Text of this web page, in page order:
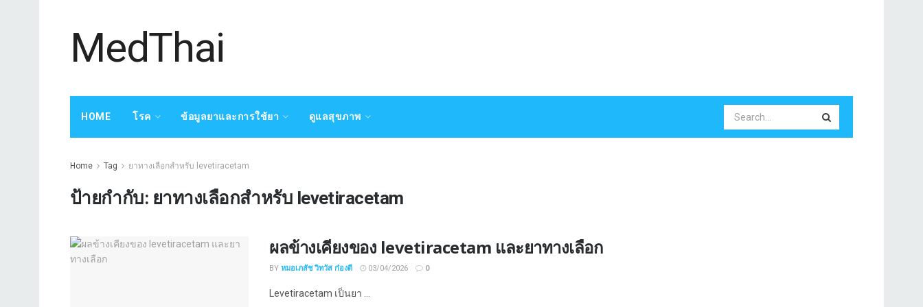
MedThai
HOME โรค ข้อมูลยาและการใช้ยา ดูแลสุขภาพ
Home Tag ยาทางเลือกสำหรับ levetiracetam
ป้ายกำกับ: ยาทางเลือกสำหรับ levetiracetam
ผลข้างเคียงของ levetiracetam และยาทางเลือก
BY หมอเภสัช วิทวัส ก๋องดี 03/04/2026 0
Levetiracetam เป็นยา ...